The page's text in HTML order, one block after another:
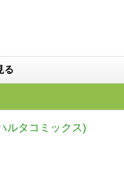
る
ルタコミックス)